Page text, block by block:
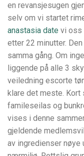
en revansjesugen
selv om vi startet
anastasia date vi oss
etter 22 minutter.
samma gång. Om
liggende på alle 3
veiledning escorte
klare det meste. Kort
famileseilas og
vises i denne
gjeldende
av ingredienser